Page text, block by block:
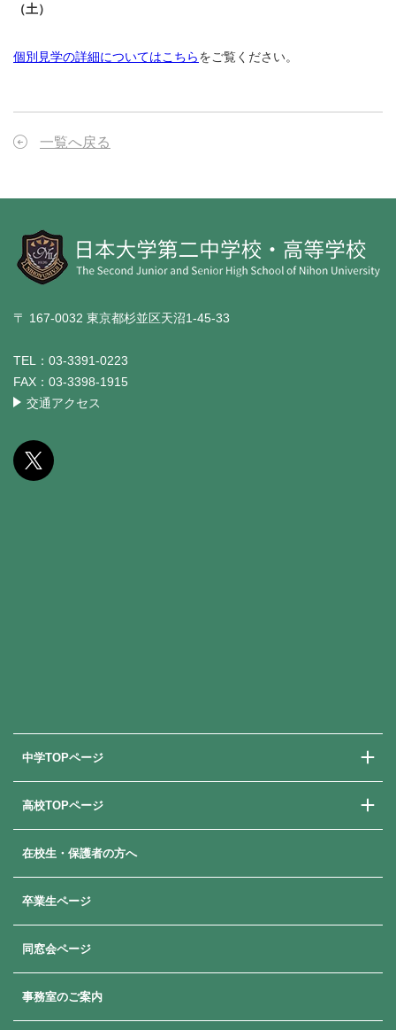
（土）
個別見学の詳細についてはこちらをご覧ください。
一覧へ戻る
〒 167-0032 東京都杉並区天沼1-45-33
TEL： 03-3391-0223
FAX： 03-3398-1915
交通アクセス
中学TOPページ
中学校での学び
高校TOPページ
高校での学び
在校生・保護者の方へ
卒業生ページ
同窓会ページ
事務室のご案内